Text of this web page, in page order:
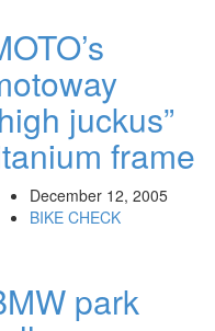
juckus”
frame
December 12, 2005
BIKE CHECK
park